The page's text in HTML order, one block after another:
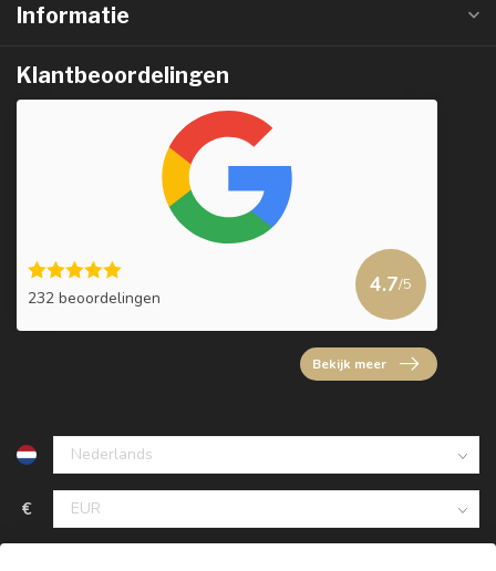
Informatie
Klantbeoordelingen
232 beoordelingen
4.7/5
Bekijk meer
€